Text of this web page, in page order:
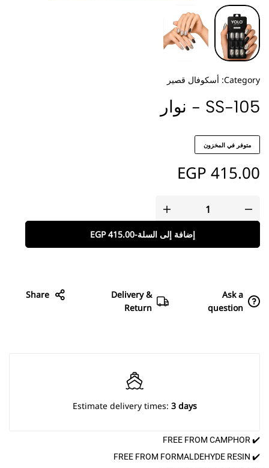
Category: أسكوفال قصير
SS-105 - نوار
متوفر في المخزون
EGP 415.00
إضافة إلى السلة-
EGP415.00
Ask a
question
Delivery &
Return
Share
Estimate delivery times: 3 days
✔️ FREE FROM CAMPHOR
✔️ FREE FROM FORMALDEHYDE RESIN